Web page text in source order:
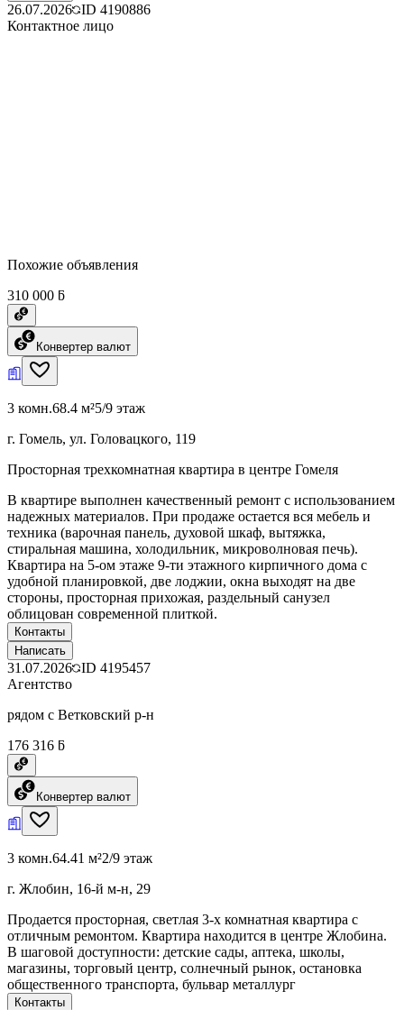
26.07.2026 ID 4190886
Контактное лицо
Похожие объявления
310 000 ƃ
Конвертер валют
3 комн.68.4 м²5/9 этаж
г. Гомель, ул. Головацкого, 119
Просторная трехкомнатная квартира в центре Гомеля
В квартире выполнен качественный ремонт с использованием
надежных материалов. При продаже остается вся мебель и
техника (варочная панель, духовой шкаф, вытяжка,
стиральная машина, холодильник, микроволновая печь).
Квартира на 5-ом этаже 9-ти этажного кирпичного дома с
удобной планировкой, две лоджии, окна выходят на две
стороны, просторная прихожая, раздельный санузел
облицован современной плиткой.
Контакты
Написать
31.07.2026 ID 4195457
Агентство
рядом с Ветковский р-н
176 316 ƃ
Конвертер валют
3 комн.64.41 м²2/9 этаж
г. Жлобин, 16-й м-н, 29
Продается просторная, светлая 3-х комнатная квартира с
отличным ремонтом. Квартира находится в центре Жлобина.
В шаговой доступности: детские сады, аптека, школы,
магазины, торговый центр, солнечный рынок, остановка
общественного транспорта, бульвар металлург
Контакты